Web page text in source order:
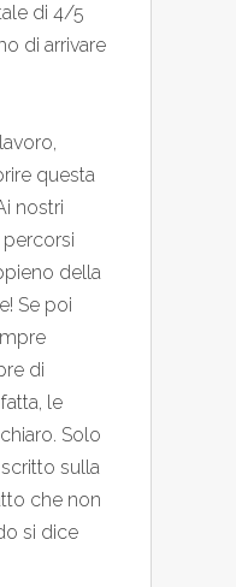
di 4/5
di arrivare
questa
nostri
della
Se poi
di
le
Solo
sulla
che non
si dice